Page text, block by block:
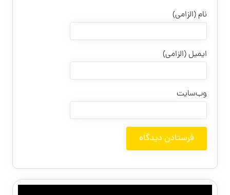
نام (الزامی)
ایمیل (الزامی)
وب‌سایت